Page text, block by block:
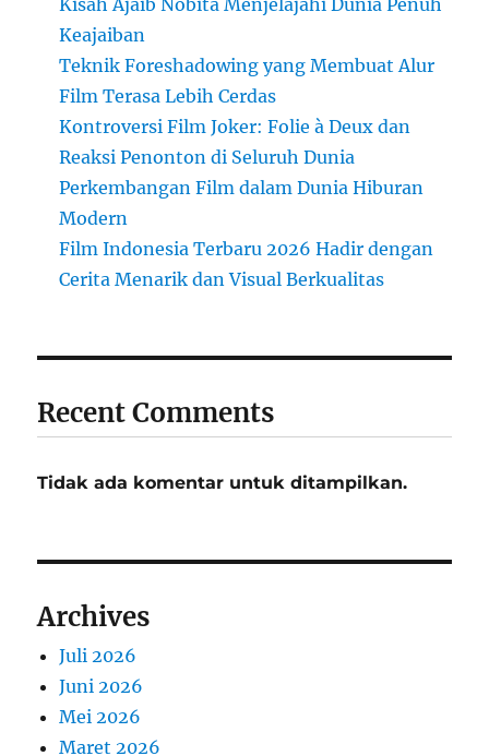
Keajaiban
Teknik Foreshadowing yang Membuat Alur
Film Terasa Lebih Cerdas
Kontroversi Film Joker: Folie à Deux dan
Reaksi Penonton di Seluruh Dunia
Perkembangan Film dalam Dunia Hiburan
Modern
Film Indonesia Terbaru 2026 Hadir dengan
Cerita Menarik dan Visual Berkualitas
Recent Comments
Tidak ada komentar untuk ditampilkan.
Archives
Juli 2026
Juni 2026
Mei 2026
Maret 2026